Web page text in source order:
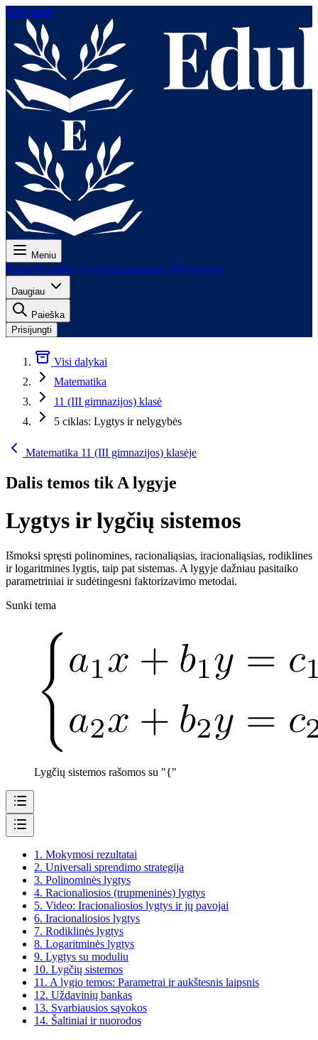
Eiti į turinį
Meniu
Kaina Pamokos Testai Egzaminams Mokytojams
Daugiau
Paieška
Prisijungti
Visi dalykai
Matematika
11 (III gimnazijos) klasė
5 ciklas: Lygtys ir nelygybės
Matematika 11 (III gimnazijos) klasėje
Dalis temos tik A lygyje
Lygtys ir lygčių sistemos
Išmoksi spręsti polinomines, racionaliąsias, iracionaliąsias, rodiklines
ir logaritmines lygtis, taip pat sistemas. A lygyje dažniau pasitaiko
parametriniai ir sudėtingesni faktorizavimo metodai.
Sunki tema
Lygčių sistemos rašomos su "{"
1. Mokymosi rezultatai
2. Universali sprendimo strategija
3. Polinominės lygtys
4. Racionaliosios (trupmeninės) lygtys
5. Video: Iracionaliosios lygtys ir jų pavojai
6. Iracionaliosios lygtys
7. Rodiklinės lygtys
8. Logaritminės lygtys
9. Lygtys su moduliu
10. Lygčių sistemos
11. A lygio temos: Parametrai ir aukštesnis laipsnis
12. Uždavinių bankas
13. Svarbiausios sąvokos
14. Šaltiniai ir nuorodos